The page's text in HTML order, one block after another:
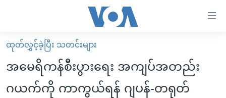
လွယ်ကူ
စေ
မူလစာမျက်နှာ
မြန်မာ
ကမ္ဘာ့သတင်းများ
ထုတ်လွှင့်ခဲ့ပြီး သတင်းများ
အမေရိကန်စီးပွားရေး အကျပ်အတည်း
ဂယက်ကို ကာကွယ်ရန် ဂျပန်-တရုတ်